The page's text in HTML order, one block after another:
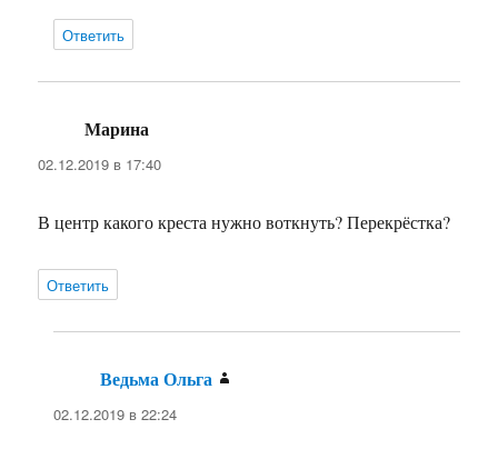
Ответить
Марина
02.12.2019 в 17:40
В центр какого креста нужно воткнуть? Перекрёстка?
Ответить
Ведьма Ольга
02.12.2019 в 22:24